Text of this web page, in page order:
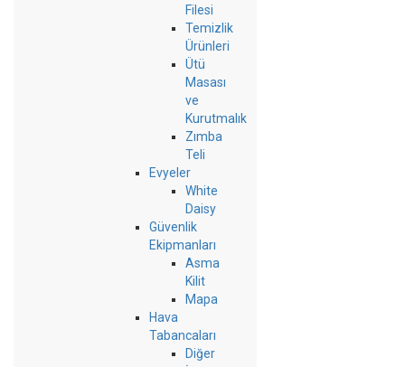
Filesi
Temizlik
Ürünleri
Ütü
Masası
ve
Kurutmalık
Zımba
Teli
Evyeler
White
Daisy
Güvenlik
Ekipmanları
Asma
Kilit
Mapa
Hava
Tabancaları
Diğer